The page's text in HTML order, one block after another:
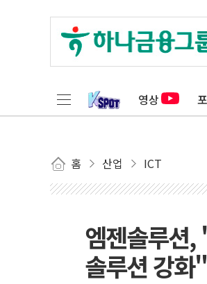
영상
홈 산업 ICT
엠젠솔루션
솔루션 강화"